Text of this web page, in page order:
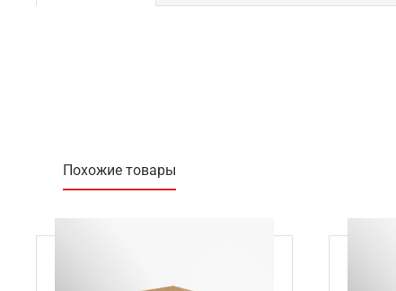
Похожие товары